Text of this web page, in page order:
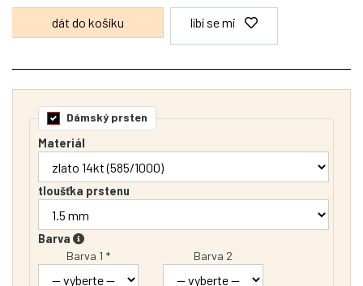
líbí se mi
Dámský prsten
Materiál
tloušťka prstenu
Barva
Barva 1 *
Barva 2